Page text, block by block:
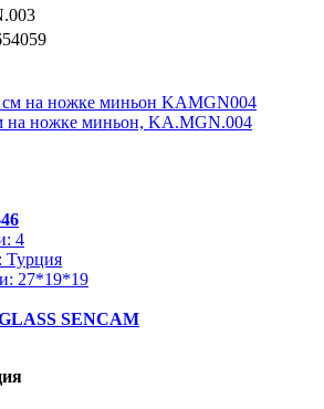
на ножке миньон, KA.MGN.004
4
Турция
27*19*19
SENCAM